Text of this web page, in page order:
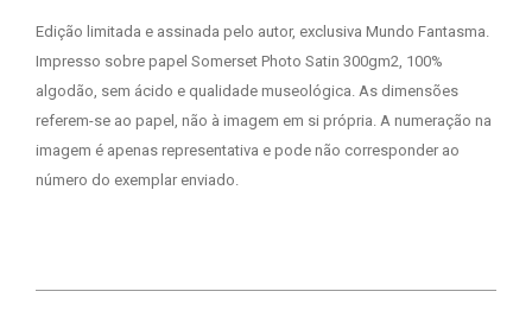
Edição limitada e assinada pelo autor, exclusiva Mundo Fantasma.
Impresso sobre papel Somerset Photo Satin 300gm2, 100%
algodão, sem ácido e qualidade museológica. As dimensões
referem-se ao papel, não à imagem em si própria. A numeração na
imagem é apenas representativa e pode não corresponder ao
número do exemplar enviado.